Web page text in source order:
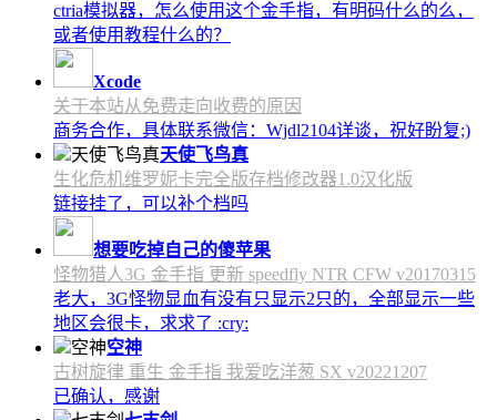
ctria模拟器，怎么使用这个金手指，有明码什么的么，
或者使用教程什么的？
Xcode
关于本站从免费走向收费的原因
商务合作，具体联系微信：Wjdl2104详谈，祝好盼复;)
天使飞鸟真
生化危机维罗妮卡完全版存档修改器1.0汉化版
链接挂了，可以补个档吗
想要吃掉自己的傻苹果
怪物猎人3G 金手指 更新 speedfly NTR CFW v20170315
老大，3G怪物显血有没有只显示2只的，全部显示一些
地区会很卡，求求了 :cry:
空神
古树旋律 重生 金手指 我爱吃洋葱 SX v20221207
已确认，感谢